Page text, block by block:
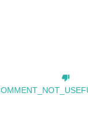
thumb_down